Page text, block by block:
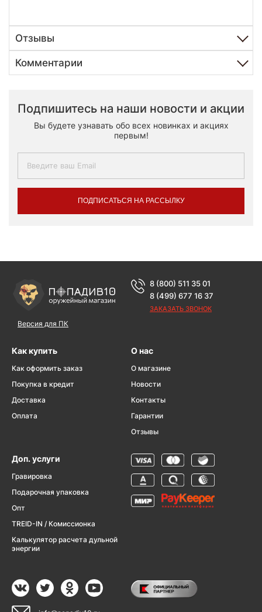
Отзывы
Комментарии
Подпишитесь на наши новости и акции
Вы будете узнавать обо всех новинках и акциях
первым!
ПОДПИСАТЬСЯ НА РАССЫЛКУ
Версия для ПК
8 (800) 511 35 01
8 (499) 677 16 37
ЗАКАЗАТЬ ЗВОНОК
Как купить
Как оформить заказ
Покупка в кредит
Доставка
Оплата
О нас
О магазине
Новости
Контакты
Гарантии
Отзывы
Доп. услуги
Гравировка
Подарочная упаковка
Опт
TREID-IN / Комиссионка
Калькулятор расчета дульной
энергии